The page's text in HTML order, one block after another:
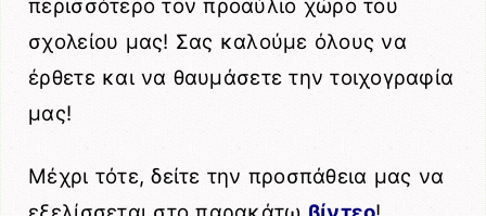
περισσότερο τον προαύλιο χώρο του
σχολείου μας! Σας καλούμε όλους να
έρθετε και να θαυμάσετε την τοιχογραφία
μας!
Μέχρι τότε, δείτε την προσπάθεια μας να